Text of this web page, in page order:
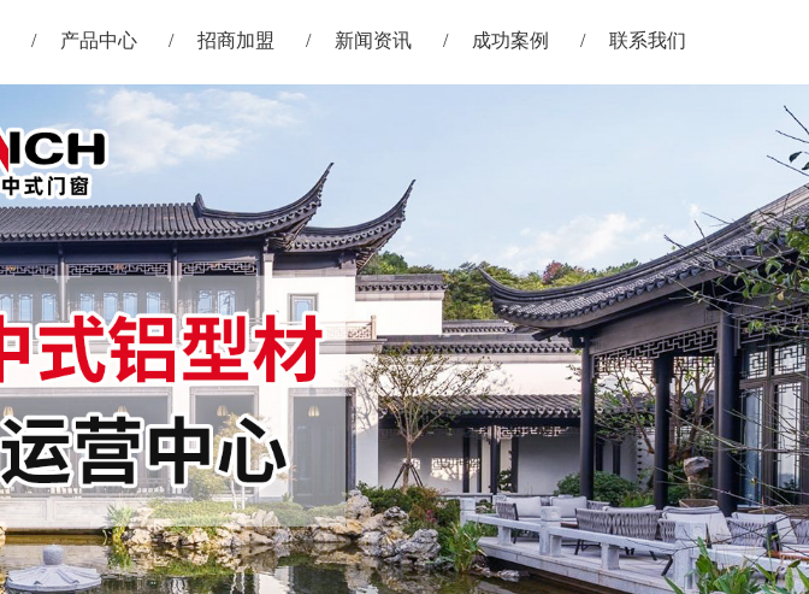
产品中心 招商加盟 新闻资讯 成功案例 联系我们